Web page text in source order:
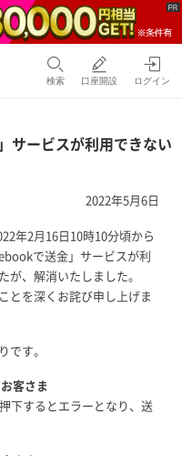
検索 口座開設 ログイン
サービスが利用できない
2022年5月6日
年2月16日10時10分頃から
で送金」サービスが利
が、解消いたしました。
とを深くお詫び申し上げま
です。
客さま
下するとエラーとなり、送